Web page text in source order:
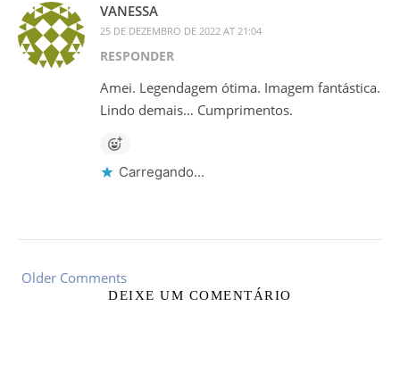
VANESSA
25 DE DEZEMBRO DE 2022 AT 21:04
RESPONDER
Amei. Legendagem ótima. Imagem fantástica.
Lindo demais… Cumprimentos.
Carregando...
Older Comments
DEIXE UM COMENTÁRIO